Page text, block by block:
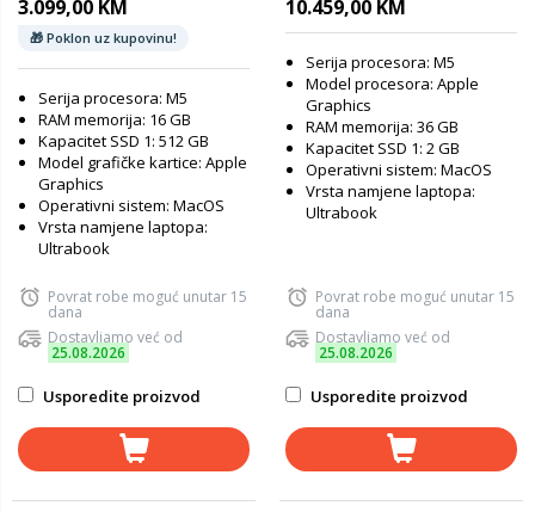
3.099,00 KM
🎁 Poklon uz kupovinu!
Serija procesora: M5
RAM memorija: 16 GB
Kapacitet SSD 1: 512 GB
Model grafičke kartice: Apple
Graphics
Operativni sistem: MacOS
Vrsta namjene laptopa:
Ultrabook
Povrat robe moguć unutar 15
dana
Dostavljamo već od
25.08.2026
Usporedite proizvod
10.459,00 KM
Serija procesora: M5
Model procesora: Apple
Graphics
RAM memorija: 36 GB
Kapacitet SSD 1: 2 GB
Operativni sistem: MacOS
Vrsta namjene laptopa:
Ultrabook
Povrat robe moguć unutar 15
dana
Dostavljamo već od
25.08.2026
Usporedite proizvod